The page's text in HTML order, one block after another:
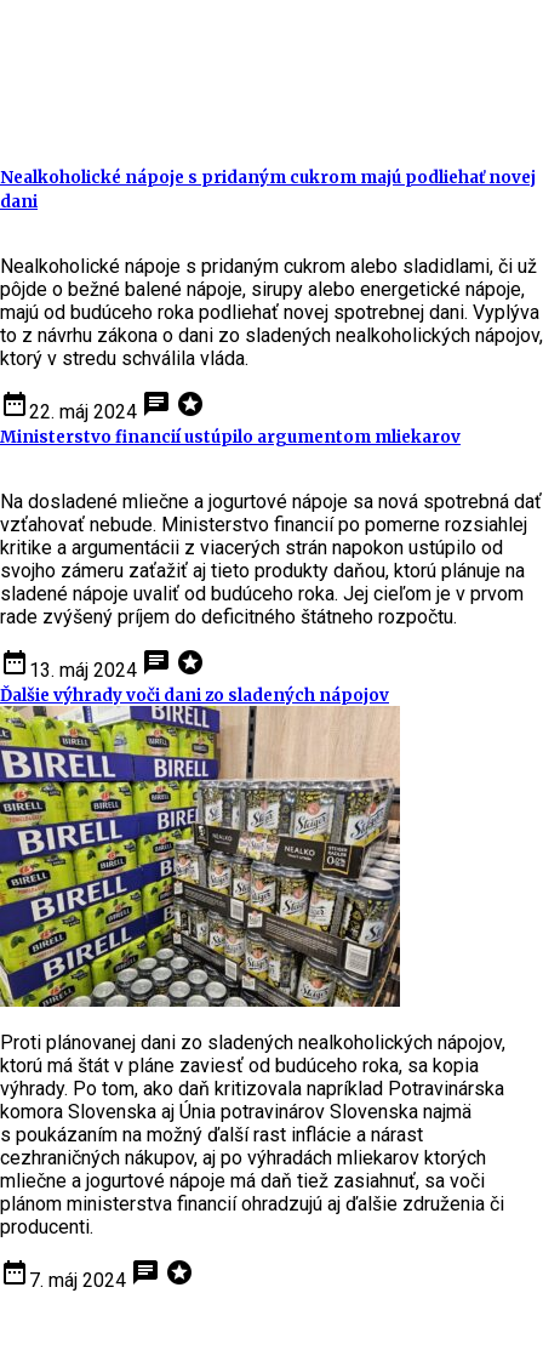
Nealkoholické nápoje s pridaným cukrom majú podliehať novej
dani
Nealkoholické nápoje s pridaným cukrom alebo sladidlami, či už
pôjde o bežné balené nápoje, sirupy alebo energetické nápoje,
majú od budúceho roka podliehať novej spotrebnej dani. Vyplýva
to z návrhu zákona o dani zo sladených nealkoholických nápojov,
ktorý v stredu schválila vláda.
date_range22. máj 2024 chat stars
Ministerstvo financií ustúpilo argumentom mliekarov
Na dosladené mliečne a jogurtové nápoje sa nová spotrebná dať
vzťahovať nebude. Ministerstvo financií po pomerne rozsiahlej
kritike a argumentácii z viacerých strán napokon ustúpilo od
svojho zámeru zaťažiť aj tieto produkty daňou, ktorú plánuje na
sladené nápoje uvaliť od budúceho roka. Jej cieľom je v prvom
rade zvýšený príjem do deficitného štátneho rozpočtu.
date_range 13. máj 2024 chat stars
Ďalšie výhrady voči dani zo sladených nápojov
Proti plánovanej dani zo sladených nealkoholických nápojov,
ktorú má štát v pláne zaviesť od budúceho roka, sa kopia
výhrady. Po tom, ako daň kritizovala napríklad Potravinárska
komora Slovenska aj Únia potravinárov Slovenska najmä
s poukázaním na možný ďalší rast inflácie a nárast
cezhraničných nákupov, aj po výhradách mliekarov ktorých
mliečne a jogurtové nápoje má daň tiež zasiahnuť, sa voči
plánom ministerstva financií ohradzujú aj ďalšie združenia či
producenti.
date_range 7. máj 2024 chat stars